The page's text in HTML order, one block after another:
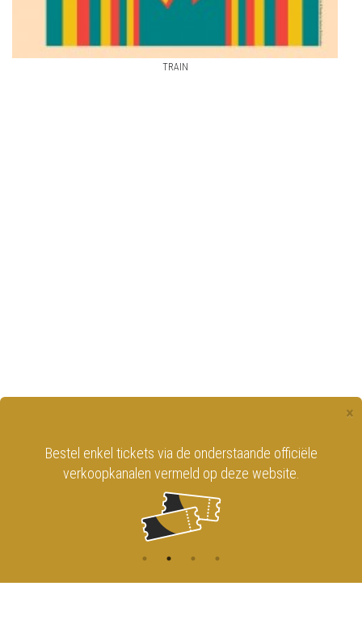
TRAIN
×
Bestel enkel tickets via de onderstaande officiële
verkoopkanalen vermeld op deze website.